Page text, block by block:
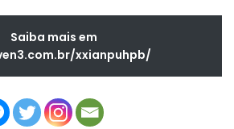
Saiba mais em
xxianpuhpb/